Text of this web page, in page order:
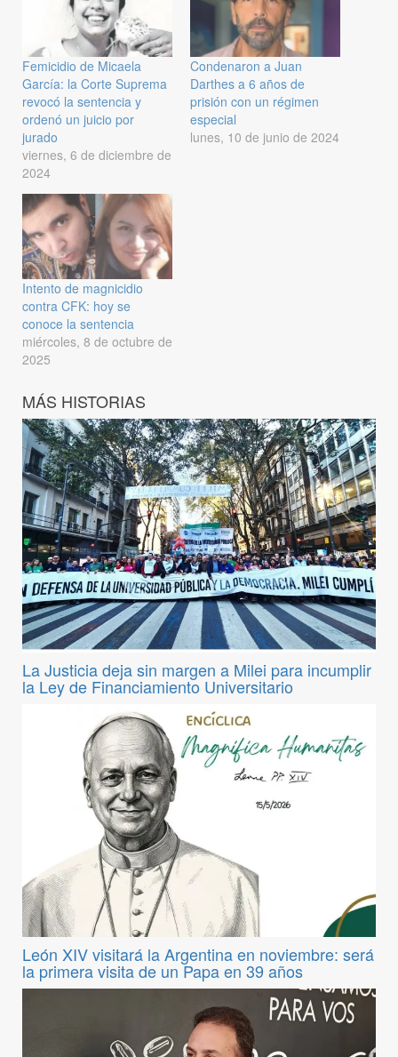
Femicidio de Micaela
García: la Corte Suprema
revocó la sentencia y
ordenó un juicio por
jurado
viernes, 6 de diciembre de
2024
Condenaron a Juan
Darthes a 6 años de
prisión con un régimen
especial
lunes, 10 de junio de 2024
Intento de magnicidio
contra CFK: hoy se
conoce la sentencia
miércoles, 8 de octubre de
2025
MÁS HISTORIAS
La Justicia deja sin margen a Milei para incumplir
la Ley de Financiamiento Universitario
León XIV visitará la Argentina en noviembre: será
la primera visita de un Papa en 39 años